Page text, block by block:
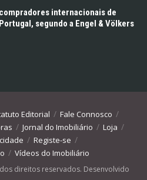
internacionais de
segundo a Engel & Völkers
Editorial
Fale Connosco
Jornal do Imobiliário
Loja
Registe-se
Vídeos do Imobiliário
direitos reservados. Desenvolvido